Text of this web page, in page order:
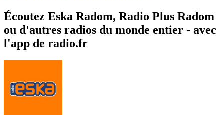
Écoutez Eska Radom, Radio Plus Radom
ou d'autres radios du monde entier - avec
l'app de radio.fr